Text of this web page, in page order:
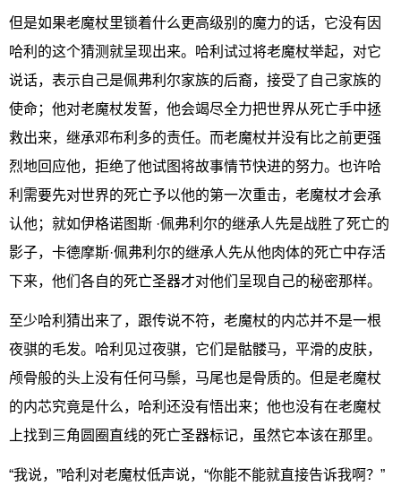
但是如果老魔杖里锁着什么更高级别的魔力的话，它没有因
哈利的这个猜测就呈现出来。哈利试过将老魔杖举起，对它
说话，表示自己是佩弗利尔家族的后裔，接受了自己家族的
使命；他对老魔杖发誓，他会竭尽全力把世界从死亡手中拯
救出来，继承邓布利多的责任。而老魔杖并没有比之前更强
烈地回应他，拒绝了他试图将故事情节快进的努力。也许哈
利需要先对世界的死亡予以他的第一次重击，老魔杖才会承
认他；就如伊格诺图斯 ·佩弗利尔的继承人先是战胜了死亡的
影子，卡德摩斯·佩弗利尔的继承人先从他肉体的死亡中存活
下来，他们各自的死亡圣器才对他们呈现自己的秘密那样。
至少哈利猜出来了，跟传说不符，老魔杖的内芯并不是一根
夜骐的毛发。哈利见过夜骐，它们是骷髅马，平滑的皮肤，
颅骨般的头上没有任何马鬃，马尾也是骨质的。但是老魔杖
的内芯究竟是什么，哈利还没有悟出来；他也没有在老魔杖
上找到三角圆圈直线的死亡圣器标记，虽然它本该在那里。
“我说，”哈利对老魔杖低声说，“你能不能就直接告诉我啊？”